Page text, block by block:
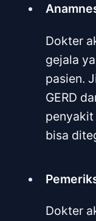
Dokter
gejala
pasien.
GERD
penyakit
bisa
Dokter